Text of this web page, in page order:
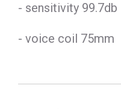
- sensitivity 99.7db
- voice coil 75mm